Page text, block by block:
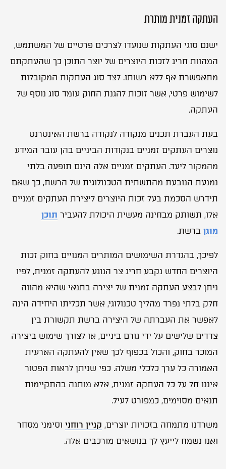
העתקה זמנית מותרת
ישנם סוגי העתקות שנועדו לצרכים פרטיים של המשתמש,
המהוות חריג לזכות היוצרים של יוצר התוכן כך שהעתקתם
מתאפשרת אף ללא רשותו. לצד סוג העתקות המקובלות
לשימוש פרטי, אשר זוכות להגנת החוק עומד סוג נוסף של
העתקה.
בעת העברת תכנים מנקודה לנקודה ברשת האינטרנט
נוצרים העתקים זמניים בנקודות הביניים בהן עובר המידע
מהמקור ליעד. העתקים זמניים אלה הינם תופעה בלתי
נמנעת הנובעת מהתשתית הטכנולוגית של הרשת, כך שאם
תידרש הסכמת בעל זכות היוצרים ליצירת העתקים זמניים
אלו, תשותק מבחינה מעשית היכולת להעבירתוכן
מוגןברשת.
לפיכך, בהגדרת השימושים המותרים המנויים בחוק זכות
היוצרים החדש נקבע חריג צר הנוגע להעתקה זמנית, לפיו
ניתן לבצע העתקה זמנית של יצירה בתנאי שהיא מהווה
חלק בלתי נפרד מהליך טכנולוגי, אשר תכליתו היחידה הינה
לאפשר את העברתה של היצירה ברשת תקשורת בין
צדדים שלישים על ידי גורם ביניים, או לצורך שימוש ביצירה
המוכר בחוק, והכול בכפוף לכך שאין להעתקה הארעית
האמורה כל ערך כלכלי משלה. כפי שניתן לראות הפטור
איננו חל על כל העתקה זמנית, אלא מותנה בהתקיימות
תנאים מסוימים, כמפורט לעיל.
משרדנו מתמחה בזכויות יוצרים,קניין רוחניוסימני מסחר
ואנו נשמח לייעץ לך בנושאים מורכבים אלה.